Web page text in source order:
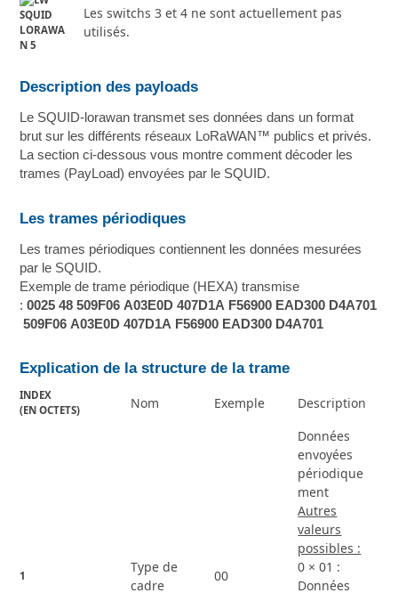
Les switchs 3 et 4 ne sont actuellement pas
utilisés.
Description des payloads
Le SQUID-lorawan transmet ses données dans un format
brut sur les différents réseaux LoRaWAN™ publics et privés.
La section ci-dessous vous montre comment décoder les
trames (PayLoad) envoyées par le SQUID.
Les trames périodiques
Les trames périodiques contiennent les données mesurées
par le SQUID.
Exemple de trame périodique (HEXA) transmise
:0025 48 509F06 A03E0D 407D1A F56900 EAD300 D4A701
509F06 A03E0D 407D1A F56900 EAD300 D4A701
Explication de la structure de la trame
INDEX
(EN OCTETS)
Nom Exemple Description
1
Type de
cadre
00
Données
envoyées
périodique
ment
Autres
valeurs
possibles :
0 × 01 :
Données